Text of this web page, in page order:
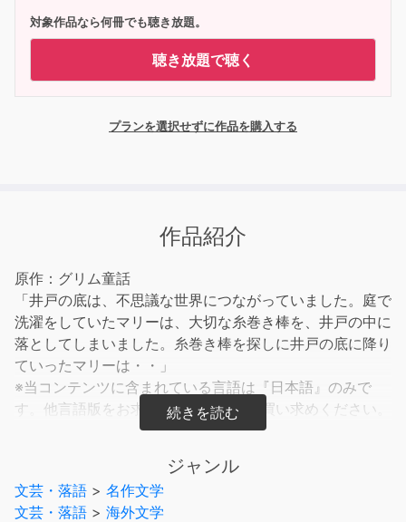
対象作品なら何冊でも聴き放題。
聴き放題で聴く
プランを選択せずに作品を購入する
作品紹介
原作：グリム童話
「井戸の底は、不思議な世界につながっていました。庭で
洗濯をしていたマリーは、大切な糸巻き棒を、井戸の中に
落としてしまいました。糸巻き棒を探しに井戸の底に降り
ていったマリーは・・」
※当コンテンツに含まれている言語は『日本語』のみで
す。他言語版をお求めの方は、別途お買い求めください。
BGMなし版もセットで収録されています。別売りのイラ
言語学習用にも最適です。
公式サイト http://yellow-bird.info
ジャンル
文芸・落語 > 名作文学
文芸・落語 > 海外文学